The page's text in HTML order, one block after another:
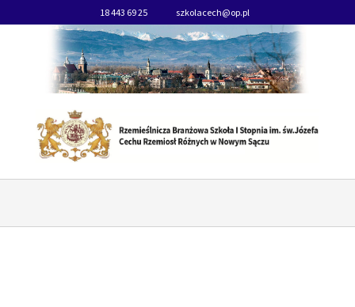
18 443 69 25 szkolacech@op.pl